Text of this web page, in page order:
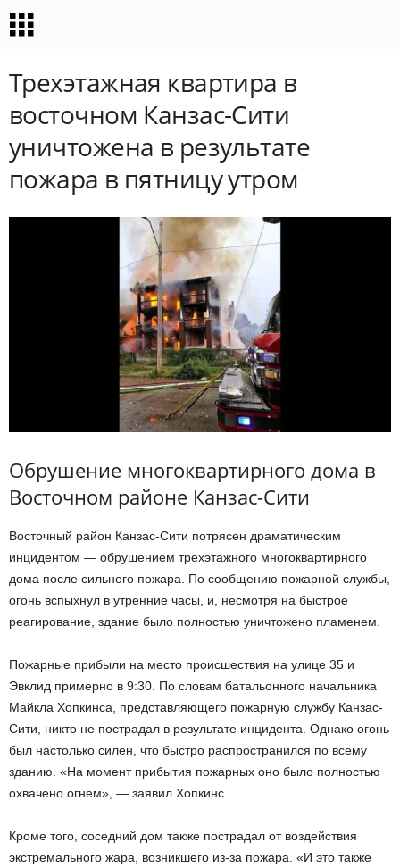
Трехэтажная квартира в
восточном Канзас-Сити
уничтожена в результате
пожара в пятницу утром
Обрушение многоквартирного дома в
Восточном районе Канзас-Сити
Восточный район Канзас-Сити потрясен драматическим
инцидентом — обрушением трехэтажного многоквартирного
дома после сильного пожара. По сообщению пожарной службы,
огонь вспыхнул в утренние часы, и, несмотря на быстрое
реагирование, здание было полностью уничтожено пламенем.
Пожарные прибыли на место происшествия на улице 35 и
Эвклид примерно в 9:30. По словам батальонного начальника
Майкла Хопкинса, представляющего пожарную службу Канзас-
Сити, никто не пострадал в результате инцидента. Однако огонь
был настолько силен, что быстро распространился по всему
зданию. «На момент прибытия пожарных оно было полностью
охвачено огнем», — заявил Хопкинс.
Кроме того, соседний дом также пострадал от воздействия
экстремального жара, возникшего из-за пожара. «И это также